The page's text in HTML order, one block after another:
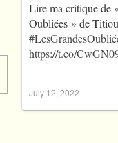
Lire ma critique de
Oubliées » de
https://t.co/
July 12, 2022